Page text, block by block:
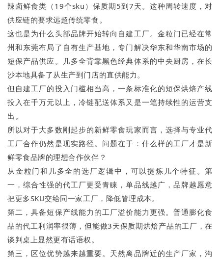
辣卤鲜食类（19个sku）保质期5到7天。这种周转速度，对
供应链的要求远超传统零食。
这也是为什么头部品牌开始转向自建工厂。金粒门已经在常
州和东莞布局了自有生产基地，专门解决华东和华南市场的
短保产品供应。几多全背靠黑色经典体系的中央厨房，在长
沙本地具备了从生产到门店的直供能力。
但自建工厂的投入门槛相当高，一条标准化的短保烘焙产线
投入在千万元以上，冷链配送体系又是一笔持续性的运营支
出。
所以对于大多数刚起步的新鲜零食玩家而言，选择与专业代
工厂合作仍然是现实路径。问题在于：什么样的工厂才是新
鲜零食品牌的理想合作伙伴？
从金粒门和几多全的选厂逻辑中，可以提炼几个特征。第
一，综合性强的代工厂更受青睐，单品线越广，品牌越愿意
把更多SKU交给同一家工厂，降低管理成本。
第二，具备短保产线能力的工厂溢价能力更强。普通膨化食
品的代工利润率很薄，但能做3天保质期烘焙产品的工厂，在
谈判桌上显然更有话语权。
第三，区位优势越来越重要。天然离品牌近的生产厂家，沟